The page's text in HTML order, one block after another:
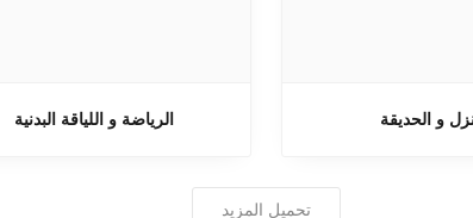
و الحديقة الرياضة و اللياقة البدنية
تحميل المزيد